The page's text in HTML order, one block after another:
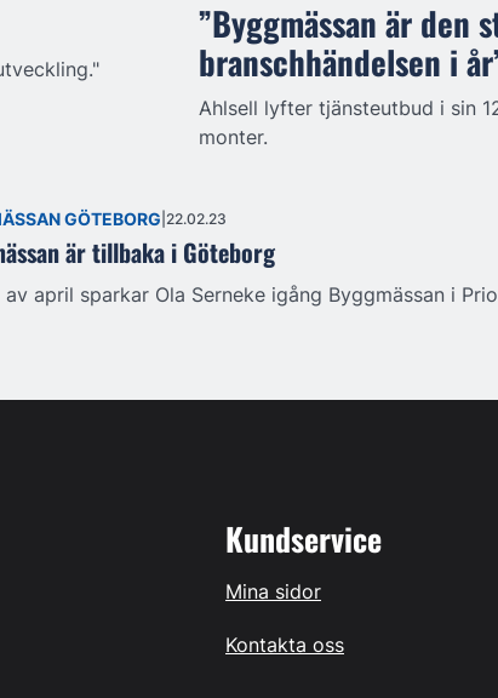
”Byggmässan är den
branschhändelsen i
Ahlsell lyfter tjänsteutbud i sin
monter.
GÖTEBORG 22.02.23
är tillbaka i Göteborg
av april sparkar Ola Serneke igång Byggmässan i
Kundservice
Mina sidor
Kontakta oss